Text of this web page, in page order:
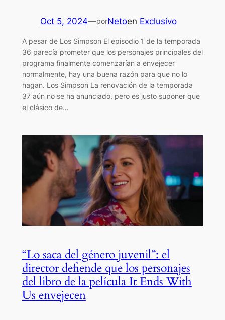
Oct 5, 2024—porNetoen Exclusivo
A pesar de Los Simpson El episodio 1 de la temporada
36 parecía prometer que los personajes principales del
programa finalmente comenzarían a envejecer
normalmente, hay una buena razón para que no lo
hagan. Los Simpson La renovación de la temporada
37 aún no se ha anunciado, pero es justo suponer que
el clásico de…
“Lo saca del género juvenil”: el
director defiende que los personajes
del libro de la película It Ends With
Us envejecen